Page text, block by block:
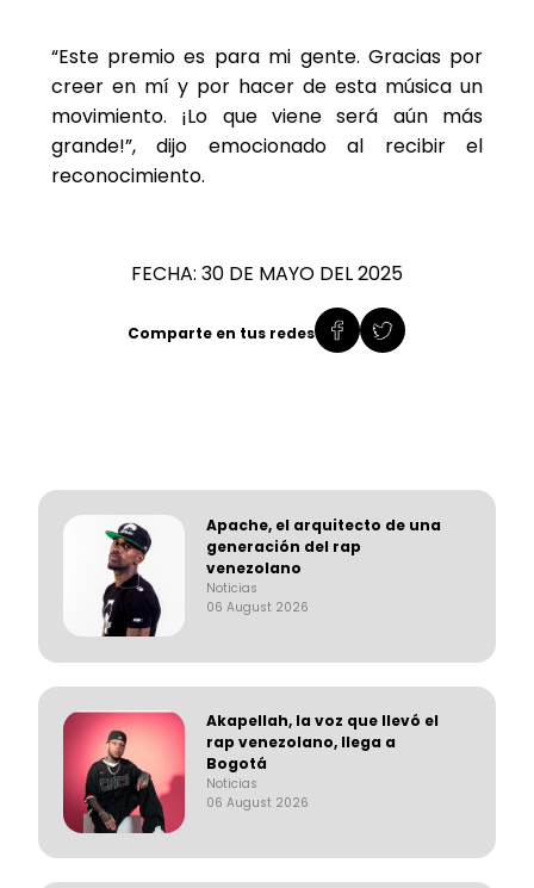
Apache, el arquitecto de una
generación del rap
venezolano
Noticias
06 August 2026
Akapellah, la voz que llevó el
rap venezolano, llega a
Bogotá
Noticias
06 August 2026
“Este premio es para mi gente. Gracias por
creer en mí y por hacer de esta música un
movimiento. ¡Lo que viene será aún más
grande!”, dijo emocionado al recibir el
reconocimiento.
FECHA: 30 DE MAYO DEL 2025
Comparte en tus redes